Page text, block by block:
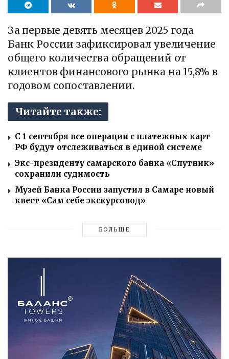
За первые девять месяцев 2025 года
Банк России зафиксировал увеличение
общего количества обращений от
клиентов финансового рынка на 15,8% в
годовом сопоставлении.
Читайте также:
С 1 сентября все операции с платежных карт
РФ будут отслеживаться в единой системе
Экс-президенту самарского банка «Спутник»
сохранили судимость
Музей Банка России запустил в Самаре новый
квест «Сам себе экскурсовод»
БОЛЬШЕ